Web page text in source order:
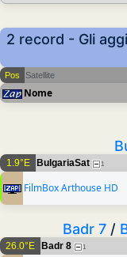
2 record - Gli
Pos Satellite
Nome
1.9°E BulgariaSat 1
FilmBox Arthouse HD
Badr 7/
26.0°E Badr 8 1